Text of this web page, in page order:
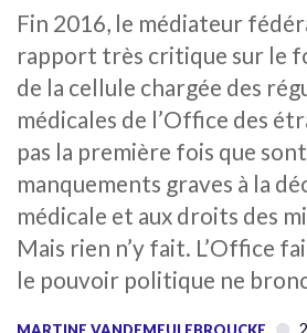
Fin 2016, le médiateur
rapport très critique sur le
de la cellule chargée des
médicales de l’Office des
pas la première fois que
manquements graves à la
médicale et aux droits des
Mais rien n’y fait. L’Office
le pouvoir politique ne
MARTINE VANDEMEULEBROUCKE